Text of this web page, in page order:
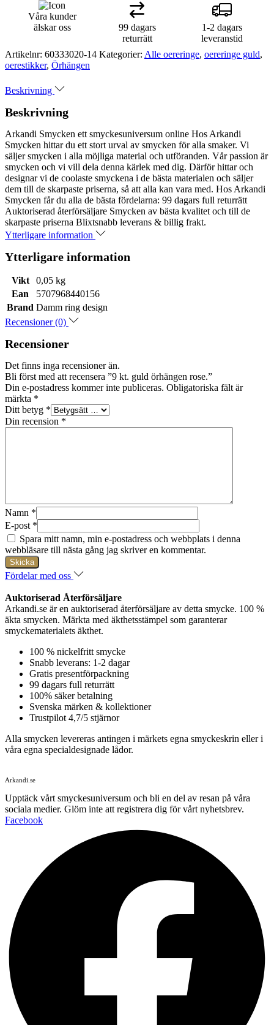
Våra kunder
älskar oss
99 dagars
returrätt
1-2 dagars
leveranstid
Artikelnr: 60333020-14 Kategorier: Alle oereringe, oereringe guld,
oerestikker, Örhängen
Beskrivning
Beskrivning
Arkandi Smycken ett smyckesuniversum online Hos Arkandi
Smycken hittar du ett stort urval av smycken för alla smaker. Vi
säljer smycken i alla möjliga material och utföranden. Vår passion är
smycken och vi vill dela denna kärlek med dig. Därför hittar och
designar vi de coolaste smyckena i de bästa materialen och säljer
dem till de skarpaste priserna, så att alla kan vara med. Hos Arkandi
Smycken får du alla de bästa fördelarna: 99 dagars full returrätt
Auktoriserad återförsäljare Smycken av bästa kvalitet och till de
skarpaste priserna Blixtsnabb leverans & billig frakt.
Ytterligare information
Ytterligare information
Vikt
0,05 kg
Ean
5707968440156
Brand Damm ring design
Recensioner (0)
Recensioner
Det finns inga recensioner än.
Bli först med att recensera ”9 kt. guld örhängen rose.”
Din e-postadress kommer inte publiceras. Obligatoriska fält är
märkta *
Ditt betyg *
Din recension *
Namn *
E-post *
Spara mitt namn, min e-postadress och webbplats i denna
webbläsare till nästa gång jag skriver en kommentar.
Fördelar med oss
Auktoriserad Återförsäljare
Arkandi.se är en auktoriserad återförsäljare av detta smycke. 100 %
äkta smycken. Märkta med äkthetsstämpel som garanterar
smyckematerialets äkthet.
100 % nickelfritt smycke
Snabb leverans: 1-2 dagar
Gratis presentförpackning
99 dagars full returrätt
100% säker betalning
Svenska märken & kollektioner
Trustpilot 4,7/5 stjärnor
Alla smycken levereras antingen i märkets egna smyckeskrin eller i
våra egna specialdesignade lådor.
Arkandi.se
Upptäck vårt smyckesuniversum och bli en del av resan på våra
sociala medier. Glöm inte att registrera dig för vårt nyhetsbrev.
Facebook